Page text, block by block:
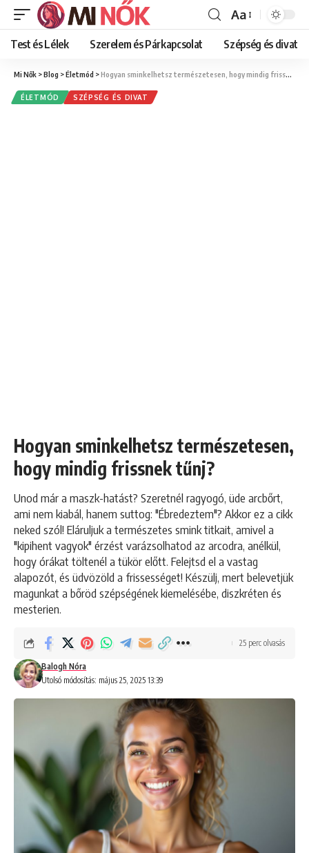
Font
Resizer
Aa
Test és Lélek Szerelem és Párkapcsolat Szépség és divat
Mi Nők >Blog >Életmód >Hogyan sminkelhetsz természetesen, hogy mindig frissnek tűnj?
ÉLETMÓD SZÉPSÉG ÉS DIVAT
Hogyan sminkelhetsz természetesen,
hogy mindig frissnek tűnj?
Unod már a maszk-hatást? Szeretnél ragyogó, üde arcbőrt,
ami nem kiabál, hanem suttog: "Ébredeztem"? Akkor ez a cikk
neked szól! Eláruljuk a természetes smink titkait, amivel a
"kipihent vagyok" érzést varázsolhatod az arcodra, anélkül,
hogy órákat töltenél a tükör előtt. Felejtsd el a vastag
alapozót, és üdvözöld a frissességet! Készülj, mert belevetjük
magunkat a bőröd szépségének kiemelésébe, diszkréten és
mesterien.
Utolsó módosítás: május 25, 2025 13:39
Balogh Nóra
25 perc olvasás